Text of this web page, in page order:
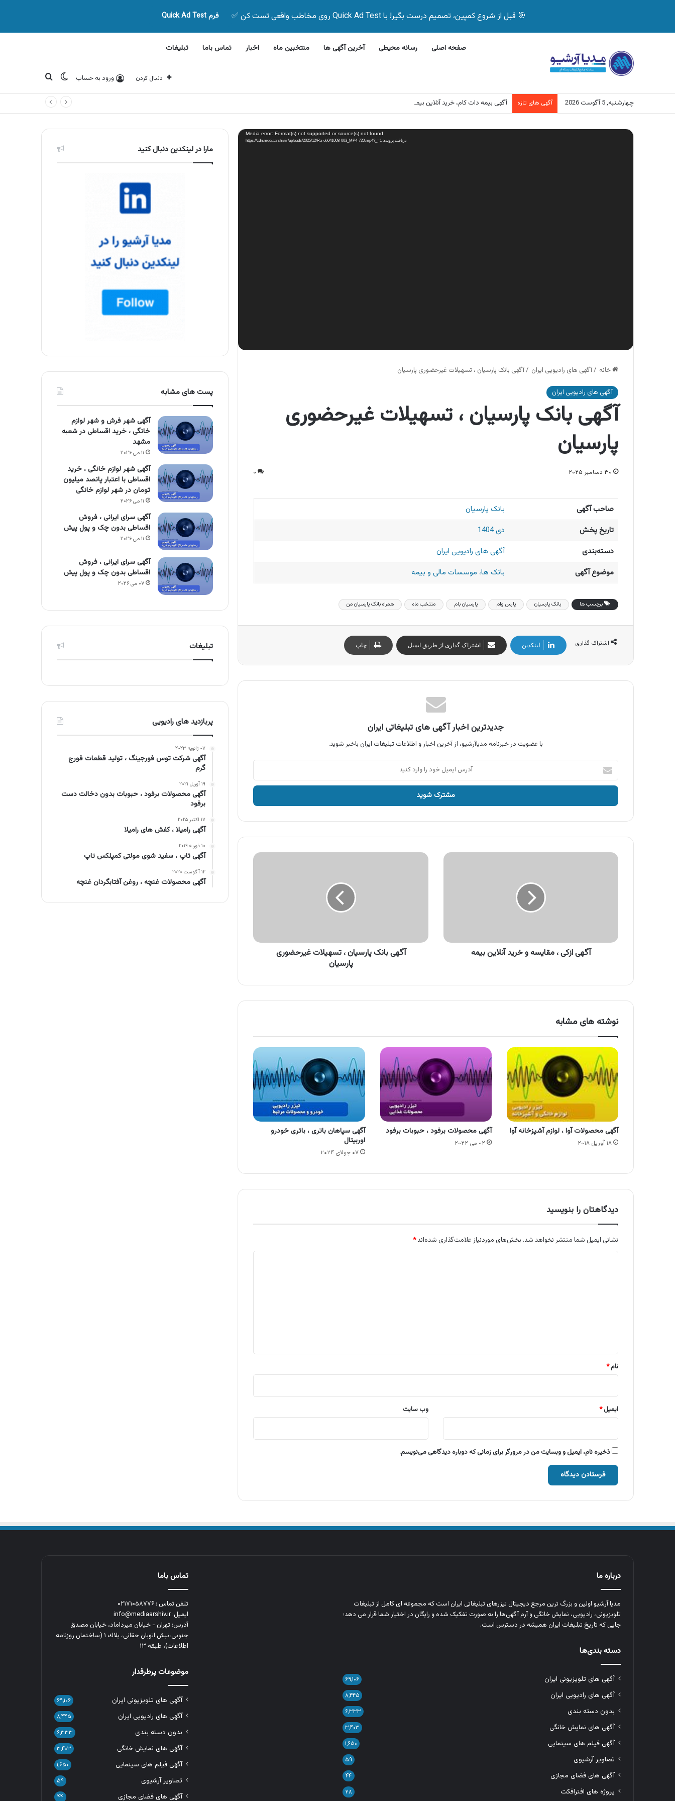
🎯 قبل از شروع کمپین، تصمیم درست بگیر! با Quick Ad Test روی مخاطب واقعی تست کن ✅ فرم Quick Ad Test
صفحه اصلی رسانه محیطی آخرین آگهی ها منتخبین ماه اخبار تماس باما تبلیغات
دنبال کردن ورود به حساب تغییر پوسته
جستجو برای
چهارشنبه, 5 آگوست 2026 آگهی های تازه آگهی بیمه دات کام، خرید آنلاین بیمه زیر ۵ دقیقه
نمایشگر
ویدیو Media error: Format(s) not supported or source(s) not found
دریافت پرونده: https://cdn.mediaarshiv.ir/uploads/2025/12/Ra-de041008-003_MP4-720.mp4?_=1
خانه /آگهی های رادیویی ایران /آگهی بانک پارسیان ، تسهیلات غیرحضوری پارسیان
آگهی های رادیویی ایران
آگهی بانک پارسیان ، تسهیلات غیرحضوری
پارسیان
۳۰ دسامبر ۲۰۲۵ ۰
صاحب آگهی
بانک پارسیان
تاریخ پخش
دی 1404
دسته‌بندی
آگهی های رادیویی ایران
موضوع آگهی
بانک ها، موسسات مالی و بیمه
برچسب ها بانک پارسیان پارس وام پارسیان بام منتخب ماه همراه بانک پارسیان من
اشتراک گذاری لینکدین اشتراک گذاری از طریق ایمیل چاپ
جدیدترین اخبار آگهی های تبلیغاتی ایران
با عضویت در خبرنامه مدیاآرشیو، از آخرین اخبار و اطلاعات تبلیغات ایران باخبر شوید.
آدرس
ایمیل
خود
وارد
آگهی
آگهی ازکی ، مقایسه و خرید آنلاین بیمه
آگهی
آگهی بانک پارسیان ، تسهیلات غیرحضوری
پارسیان
نوشته های مشابه
آگهی محصولات آوا ، لوازم آشپزخانه آوا
۱۸ آوریل ۲۰۱۸
آگهی محصولات برفود ، حبوبات برفود
۰۲ می ۲۰۲۲
آگهی سپاهان باتری ، باتری خودرو
اوربیتال
۰۷ جولای ۲۰۲۴
دیدگاهتان را بنویسید
نشانی ایمیل شما منتشر نخواهد شد. بخش‌های موردنیاز علامت‌گذاری شده‌اند*
نام*
ایمیل* وب‌ سایت
ذخیره نام، ایمیل و وبسایت من در مرورگر برای زمانی که دوباره دیدگاهی می‌نویسم.
مارا در لینکدین دنبال کنید
پست های مشابه
آگهی شهر فرش و شهر لوازم
خانگی ، خرید اقساطی در شعبه
مشهد
۱۱ می ۲۰۲۶
آگهی شهر لوازم خانگی ، خرید
اقساطی با اعتبار پانصد میلیون
تومان در شهر لوازم خانگی
۱۱ می ۲۰۲۶
آگهی سرای ایرانی ، فروش
اقساطی بدون چک و پول پیش
۱۱ می ۲۰۲۶
آگهی سرای ایرانی ، فروش
اقساطی بدون چک و پول پیش
۰۷ می ۲۰۲۶
تبلیغات
پربازدید های رادیویی
۰۷ ژانویه ۲۰۲۳
آگهی شرکت توس فورجینگ ، تولید قطعات فورج
گرم
۱۹ آوریل ۲۰۲۱
آگهی محصولات برفود ، حبوبات بدون دخالت دست
برفود
۱۷ اکتبر ۲۰۲۵
آگهی رامیلا ، کفش های رامیلا
۱۰ فوریه ۲۰۱۹
آگهی تاپ ، سفید شوی مولتی کمپلکس تاپ
۱۲ آگوست ۲۰۲۰
آگهی محصولات غنچه ، روغن آفتابگردان غنچه
درباره ما
مدیا آرشیو اولین و بزرگ‌ ترین مرجع دیجیتال تیزرهای تبلیغاتی ایران است که مجموعه‌ ای کامل از تبلیغات
تلویزیونی، رادیویی، نمایش خانگی و آرم‌ آگهی‌ها را به‌ صورت تفکیک‌ شده و رایگان در اختیار شما قرار می‌ دهد؛
جایی که تاریخ تبلیغات ایران همیشه در دسترس است.
دسته بندی‌ها
آگهی های تلویزیونی ایران ۶۹,۱۰۶
آگهی های رادیویی ایران ۸,۴۴۵
بدون دسته بندی ۶,۳۳۳
آگهی های نمایش خانگی ۳,۴۰۳
آگهی فیلم های سینمایی ۱,۶۵۰
تصاویر آرشیوی ۵۹
آگهی های فضای مجازی ۴۴
پروژه های افترافکت ۲۸
تماس باما
تلفن تماس : ۰۲۱۷۱۰۵۸۷۷۶
ایمیل: info@mediaarshiv.ir
آدرس: تهران - خیابان میرداماد، خیابان مصدق
جنوبی،نبش اتوبان حقانی، پلاك ١ (ساختمان روزنامه
اطلاعات)، طبقه ۱۳
موضوعات پرطرفدار
آگهی های تلویزیونی ایران ۶۹,۱۰۶
آگهی های رادیویی ایران ۸,۴۴۵
بدون دسته بندی ۶,۳۳۳
آگهی های نمایش خانگی ۳,۴۰۳
آگهی فیلم های سینمایی ۱,۶۵۰
تصاویر آرشیوی ۵۹
آگهی های فضای مجازی ۴۴